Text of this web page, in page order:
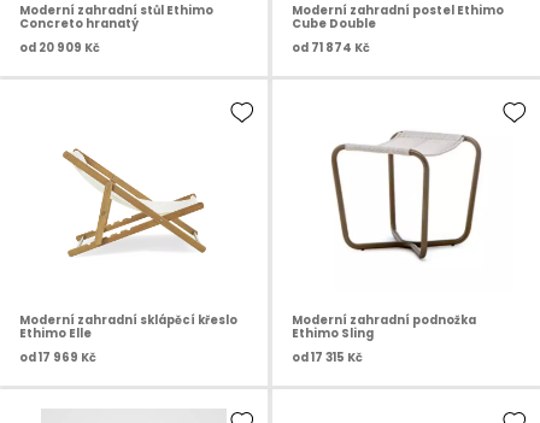
Moderní zahradní stůl Ethimo
Concreto hranatý
od 20 909 Kč
Moderní zahradní postel Ethimo
Cube Double
od 71 874 Kč
Moderní zahradní sklápěcí křeslo
Ethimo Elle
od17 969 Kč
Moderní zahradní podnožka
Ethimo Sling
od17 315 Kč